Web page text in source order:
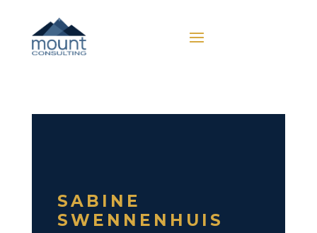
SABINE
SWENNENHUIS